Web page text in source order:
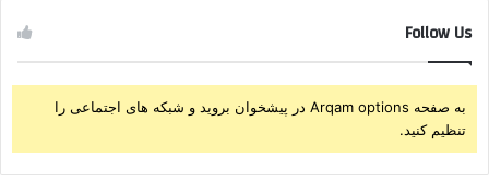
Follow Us
به صفحه Arqam options در پیشخوان بروید و شبکه های اجتماعی را
تنظیم کنید.